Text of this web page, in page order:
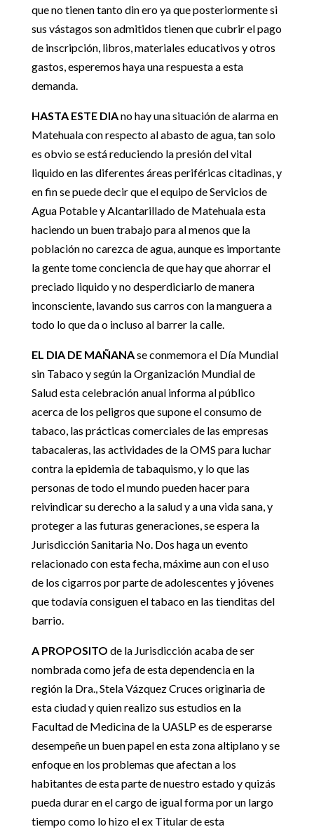
que no tienen tanto din ero ya que posteriormente si
sus vástagos son admitidos tienen que cubrir el pago
de inscripción, libros, materiales educativos y otros
gastos, esperemos haya una respuesta a esta
demanda.
HASTA ESTE DIAno hay una situación de alarma en
Matehuala con respecto al abasto de agua, tan solo
es obvio se está reduciendo la presión del vital
liquido en las diferentes áreas periféricas citadinas, y
en fin se puede decir que el equipo de Servicios de
Agua Potable y Alcantarillado de Matehuala esta
haciendo un buen trabajo para al menos que la
población no carezca de agua, aunque es importante
la gente tome conciencia de que hay que ahorrar el
preciado liquido y no desperdiciarlo de manera
inconsciente, lavando sus carros con la manguera a
todo lo que da o incluso al barrer la calle.
EL DIA DE MAÑANAse conmemora el Día Mundial
sin Tabaco y según la Organización Mundial de
Salud esta celebración anual informa al público
acerca de los peligros que supone el consumo de
tabaco, las prácticas comerciales de las empresas
tabacaleras, las actividades de la OMS para luchar
contra la epidemia de tabaquismo, y lo que las
personas de todo el mundo pueden hacer para
reivindicar su derecho a la salud y a una vida sana, y
proteger a las futuras generaciones, se espera la
Jurisdicción Sanitaria No. Dos haga un evento
relacionado con esta fecha, máxime aun con el uso
de los cigarros por parte de adolescentes y jóvenes
que todavía consiguen el tabaco en las tienditas del
barrio.
A PROPOSITO de la Jurisdicción acaba de ser
nombrada como jefa de esta dependencia en la
región la Dra., Stela Vázquez Cruces originaria de
esta ciudad y quien realizo sus estudios en la
Facultad de Medicina de la UASLP es de esperarse
desempeñe un buen papel en esta zona altiplano y se
enfoque en los problemas que afectan a los
habitantes de esta parte de nuestro estado y quizás
pueda durar en el cargo de igual forma por un largo
tiempo como lo hizo el ex Titular de esta